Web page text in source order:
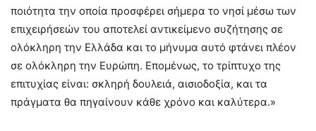
ποιότητα την οποία προσφέρει σήμερα το νησί μέσω των
επιχειρήσεών του αποτελεί αντικείμενο συζήτησης σε
ολόκληρη την Ελλάδα και το μήνυμα αυτό φτάνει πλέον
σε ολόκληρη την Ευρώπη. Επομένως, το τρίπτυχο της
επιτυχίας είναι: σκληρή δουλειά, αισιοδοξία, και τα
πράγματα θα πηγαίνουν κάθε χρόνο και καλύτερα.»